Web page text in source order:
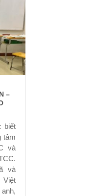
–
biết
tâm
và
và
Việt